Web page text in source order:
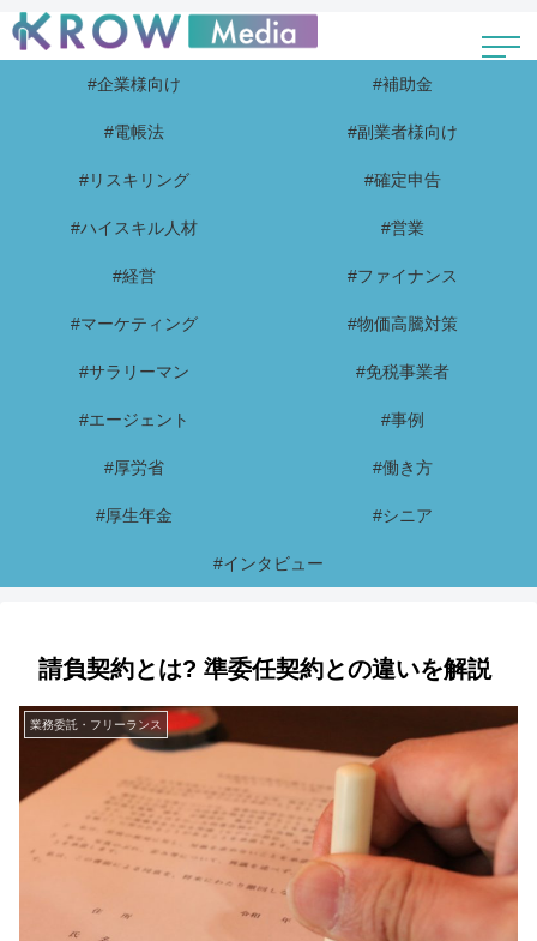
#企業様向け #補助金
#電帳法 #副業者様向け
#リスキリング #確定申告
#ハイスキル人材 #営業
#経営 #ファイナンス
#マーケティング #物価高騰対策
#サラリーマン #免税事業者
#エージェント #事例
#厚労省 #働き方
#厚生年金 #シニア
#インタビュー
請負契約とは? 準委任契約との違いを解説
業務委託・フリーランス